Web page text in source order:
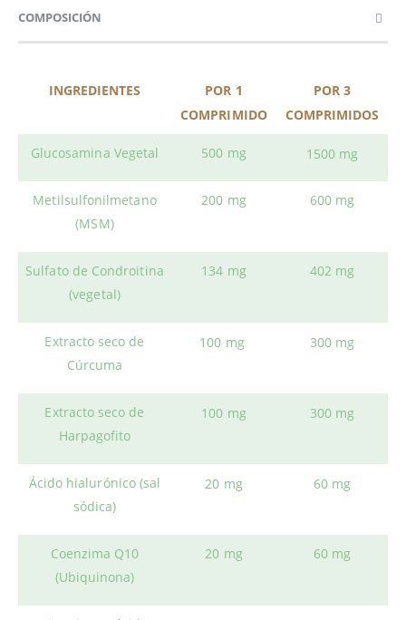
COMPOSICIÓN
INGREDIENTES
POR 1
COMPRIMIDO
POR 3
COMPRIMIDOS
Glucosamina Vegetal 500 mg 1500 mg
Metilsulfonilmetano
(MSM)
200 mg 600 mg
Sulfato de Condroitina
(vegetal)
134 mg 402 mg
Extracto seco de
Cúrcuma
100 mg 300 mg
Extracto seco de
Harpagofito
100 mg 300 mg
Ácido hialurónico (sal
sódica)
20 mg 60 mg
Coenzima Q10
(Ubiquinona)
20 mg 60 mg